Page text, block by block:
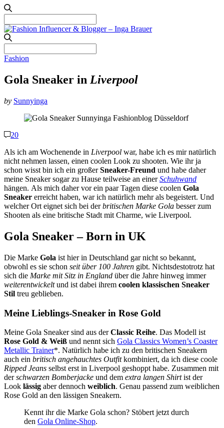
for:
for:
Fashion
Gola Sneaker in Liverpool
by Sunnyinga
20
Als ich am Wochenende in Liverpool war, habe ich es mir natürlich
nicht nehmen lassen, einen coolen Look zu shooten. Wie ihr ja
schon wisst bin ich ein großerSneaker-Freund und habe daher
meine Sneaker sogar zu Hause teilweise an einerSchuhwand
hängen. Als mich daher vor ein paar Tagen diese coolen Gola
Sneaker erreicht haben, war ich natürlich mehr als begeistert. Und
welcher Ort eignet sich bei derbritischen Marke Gola besser zum
Shooten als eine britische Stadt mit Charme, wie Liverpool.
Gola Sneaker – Born in UK
Die Marke Gola ist hier in Deutschland gar nicht so bekannt,
obwohl es sie schon seit über 100 Jahren gibt. Nichtsdestotrotz hat
sich die Marke mit Sitz in England über die Jahre hinweg immer
weiterentwickeltund ist dabei ihrem coolen klassischen Sneaker
Stil treu geblieben.
Meine Lieblings-Sneaker in Rose Gold
Meine Gola Sneaker sind aus derClassic Reihe. Das Modell ist
Rose Gold & Weiß und nennt sich Gola Classics Women’s Coaster
Metallic Trainer*. Natürlich habe ich zu den britischen Sneakern
auch ein britisch angehauchtes Outfitkombiniert, da ich diese coole
Ripped Jeans selbst erst in Liverpool geshoppt habe. Zusammen mit
derschwarzen Bomberjacke und dem extra langen Shirtist der
Look lässig aber dennoch weiblich. Genau passend zum weiblichen
Rose Gold an den lässigen Sneakern.
Kennt ihr die Marke Gola schon? Stöbert jetzt durch
den Gola Online-Shop.